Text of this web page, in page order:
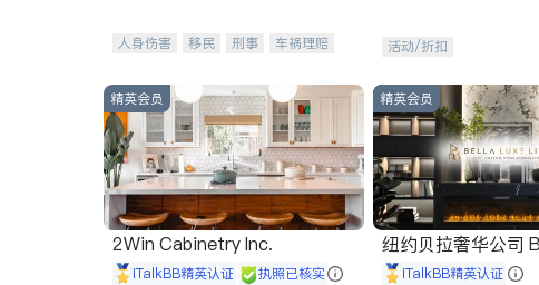
人身伤害 移民 刑事
车祸理赔
商标注册
索赔 律师-其它 保释
活动/折扣
精英会员
2Win Cabinetry Inc.
iTalkBB精英认证 执照已核实
精英会员
纽约贝拉奢华公司 BELLA LUX
E iTalkBB精英认证